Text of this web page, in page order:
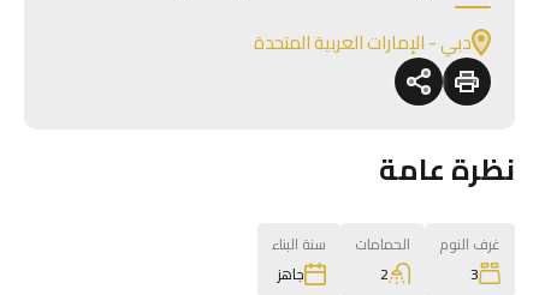
دبي - الإمارات العربية المتحدة
نظرة عامة
غرف النوم
3
الحمامات
2
سنة البناء
جاهز